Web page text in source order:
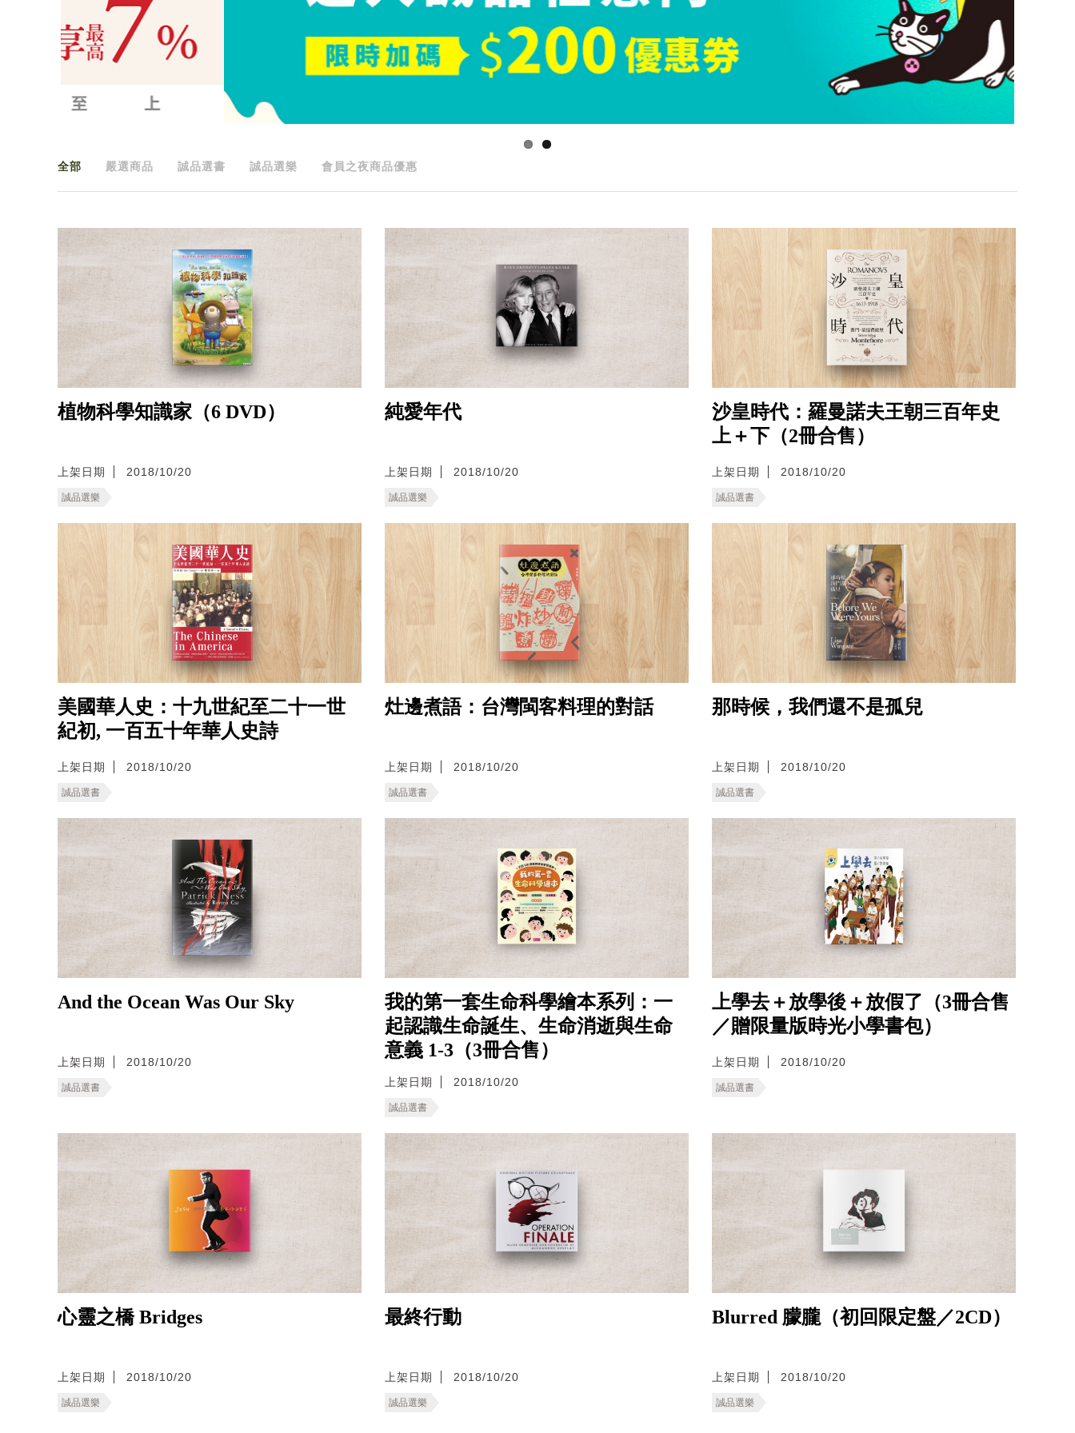
全部 嚴選商品 誠品選書 誠品選樂 會員之夜商品優惠
植物科學知識家（6 DVD）
上架日期 2018/10/20
誠品選樂
純愛年代
上架日期 2018/10/20
誠品選樂
沙皇時代：羅曼諾夫王朝三百年史
上＋下（2冊合售）
上架日期 2018/10/20
誠品選書
美國華人史：十九世紀至二十一世
紀初, 一百五十年華人史詩
上架日期 2018/10/20
誠品選書
灶邊煮語：台灣閩客料理的對話
上架日期 2018/10/20
誠品選書
那時候，我們還不是孤兒
上架日期 2018/10/20
誠品選書
And the Ocean Was Our Sky
上架日期 2018/10/20
誠品選書
我的第一套生命科學繪本系列：一
起認識生命誕生、生命消逝與生命
意義 1-3（3冊合售）
上架日期 2018/10/20
誠品選書
上學去＋放學後＋放假了（3冊合售
／贈限量版時光小學書包）
上架日期 2018/10/20
誠品選書
心靈之橋 Bridges
上架日期 2018/10/20
誠品選樂
最終行動
上架日期 2018/10/20
誠品選樂
Blurred 朦朧（初回限定盤／2CD）
上架日期 2018/10/20
誠品選樂